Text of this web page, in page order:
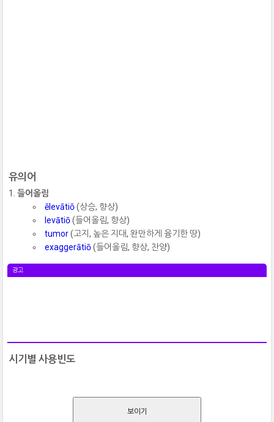
유의어
들어올림
ēlevātiō(상승, 향상)
levātiō(들어올림, 향상)
tumor(고지, 높은 지대, 완만하게 융기한 땅)
exaggerātiō(들어올림, 향상, 찬양)
광고
시기별 사용빈도
보이기